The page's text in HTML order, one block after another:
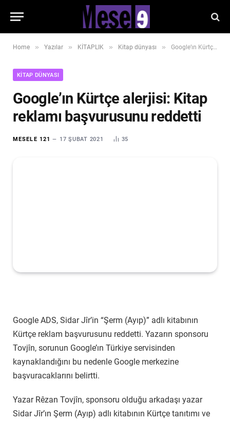
Home » Yazılar » KİTAPLIK » Kitap dünyası » Google’ın Kürtçe alerjisi: Kitap reklamı başvurusunu reddetti
KITAP DÜNYASI
Google’ın Kürtçe alerjisi: Kitap
reklamı başvurusunu reddetti
MESELE 121 17 ŞUBAT 2021 35
Google ADS, Sidar Jîr’in “Şerm (Ayıp)” adlı kitabının
Kürtçe reklam başvurusunu reddetti. Yazarın sponsoru
Tovjîn, sorunun Google’ın Türkiye servisinden
kaynaklandığını bu nedenle Google merkezine
başvuracaklarını belirtti.
Yazar Rêzan Tovjîn, sponsoru olduğu arkadaşı yazar
Sidar Jîr’ın Şerm (Ayıp) adlı kitabının Kürtçe tanıtımı ve